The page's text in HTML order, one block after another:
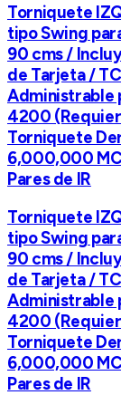
Torniquete
tipo Swing
90 cms /
de Tarjeta /
Administrable
4200
Torniquete
6,000,000
Pares de IR
Torniquete
tipo Swing
90 cms /
de Tarjeta /
Administrable
4200
Torniquete
6,000,000
Pares de IR